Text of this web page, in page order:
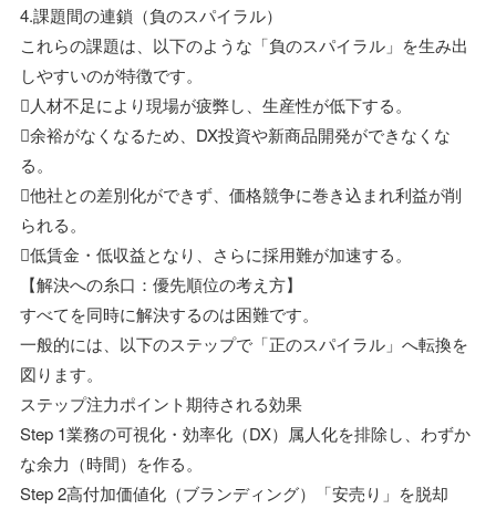
4.課題間の連鎖（負のスパイラル）
これらの課題は、以下のような「負のスパイラル」を生み出
しやすいのが特徴です。
人材不足により現場が疲弊し、生産性が低下する。
余裕がなくなるため、DX投資や新商品開発ができなくな
る。
他社との差別化ができず、価格競争に巻き込まれ利益が削
られる。
低賃金・低収益となり、さらに採用難が加速する。
【解決への糸口：優先順位の考え方】
すべてを同時に解決するのは困難です。
一般的には、以下のステップで「正のスパイラル」へ転換を
図ります。
ステップ注力ポイント期待される効果
Step 1業務の可視化・効率化（DX）属人化を排除し、わずか
な余力（時間）を作る。
Step 2高付加価値化（ブランディング）「安売り」を脱却